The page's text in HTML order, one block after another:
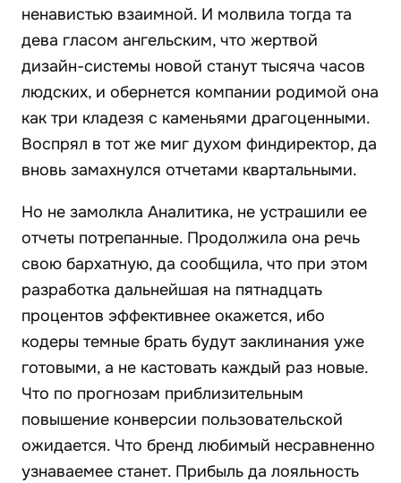
ненавистью взаимной. И молвила тогда та
дева гласом ангельским, что жертвой
дизайн-системы новой станут тысяча часов
людских, и обернется компании родимой она
как три кладезя с каменьями драгоценными.
Воспрял в тот же миг духом финдиректор, да
вновь замахнулся отчетами квартальными.
Но не замолкла Аналитика, не устрашили ее
отчеты потрепанные. Продолжила она речь
свою бархатную, да сообщила, что при этом
разработка дальнейшая на пятнадцать
процентов эффективнее окажется, ибо
кодеры темные брать будут заклинания уже
готовыми, а не кастовать каждый раз новые.
Что по прогнозам приблизительным
повышение конверсии пользовательской
ожидается. Что бренд любимый несравненно
узнаваемее станет. Прибыль да лояльность